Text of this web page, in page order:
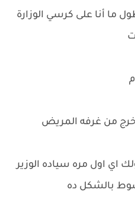
ما أنا على كرسي الوزارة
من غرفه المريض
اي اول مره سياده الوزير
بالشكل ده